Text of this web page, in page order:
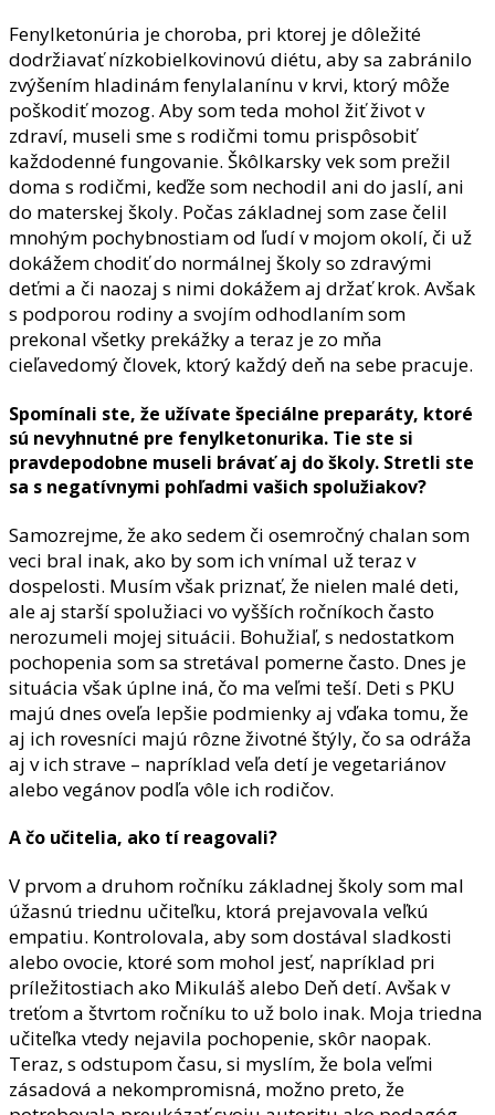
Fenylketonúria je choroba, pri ktorej je dôležité
dodržiavať nízkobielkovinovú diétu, aby sa zabránilo
zvýšením hladinám fenylalanínu v krvi, ktorý môže
poškodiť mozog. Aby som teda mohol žiť život v
zdraví, museli sme s rodičmi tomu prispôsobiť
každodenné fungovanie. Škôlkarsky vek som prežil
doma s rodičmi, keďže som nechodil ani do jaslí, ani
do materskej školy. Počas základnej som zase čelil
mnohým pochybnostiam od ľudí v mojom okolí, či už
dokážem chodiť do normálnej školy so zdravými
deťmi a či naozaj s nimi dokážem aj držať krok. Avšak
s podporou rodiny a svojím odhodlaním som
prekonal všetky prekážky a teraz je zo mňa
cieľavedomý človek, ktorý každý deň na sebe pracuje.
Spomínali ste, že užívate špeciálne preparáty, ktoré
sú nevyhnutné pre fenylketonurika. Tie ste si
pravdepodobne museli brávať aj do školy. Stretli ste
sa s negatívnymi pohľadmi vašich spolužiakov?
Samozrejme, že ako sedem či osemročný chalan som
veci bral inak, ako by som ich vnímal už teraz v
dospelosti. Musím však priznať, že nielen malé deti,
ale aj starší spolužiaci vo vyšších ročníkoch často
nerozumeli mojej situácii. Bohužiaľ, s nedostatkom
pochopenia som sa stretával pomerne často. Dnes je
situácia však úplne iná, čo ma veľmi teší. Deti s PKU
majú dnes oveľa lepšie podmienky aj vďaka tomu, že
aj ich rovesníci majú rôzne životné štýly, čo sa odráža
aj v ich strave – napríklad veľa detí je vegetariánov
alebo vegánov podľa vôle ich rodičov.
A čo učitelia, ako tí reagovali?
V prvom a druhom ročníku základnej školy som mal
úžasnú triednu učiteľku, ktorá prejavovala veľkú
empatiu. Kontrolovala, aby som dostával sladkosti
alebo ovocie, ktoré som mohol jesť, napríklad pri
príležitostiach ako Mikuláš alebo Deň detí. Avšak v
treťom a štvrtom ročníku to už bolo inak. Moja triedna
učiteľka vtedy nejavila pochopenie, skôr naopak.
Teraz, s odstupom času, si myslím, že bola veľmi
zásadová a nekompromisná, možno preto, že